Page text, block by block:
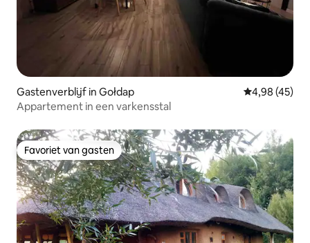
Gastenverblijf in Gołdap Gemiddelde
4,98 (45)
Appartement in een varkensstal
Favoriet van gasten
Favoriet van gasten